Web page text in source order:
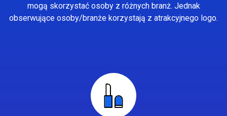
mogą skorzystać osoby z różnych branż. Jednak
obserwujące osoby/branże korzystają z atrakcyjnego logo.